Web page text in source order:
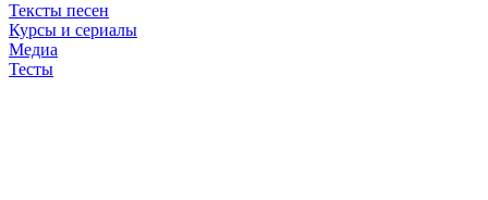
Тексты песен
Курсы и сериалы
Медиа
Тесты